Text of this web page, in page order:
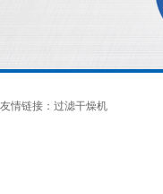
友情链接： 过滤干燥机